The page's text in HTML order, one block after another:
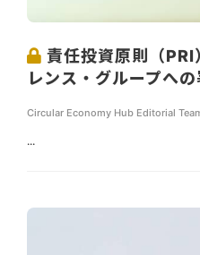
責任投資原則（PRI
レンス・グループへ
Circular Economy Hub Editorial
...